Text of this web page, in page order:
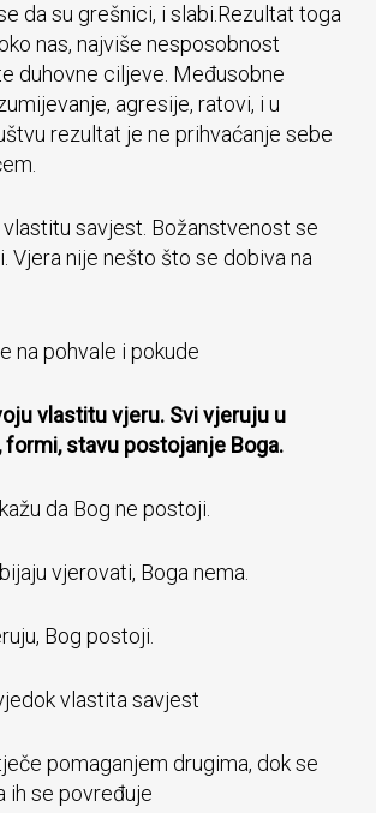
da su grešnici, i slabi.Rezultat toga
nas, najviše nesposobnost
duhovne ciljeve. Međusobne
agresije, ratovi, i u
rezultat je ne prihvaćanje sebe
savjest. Božanstvenost se
Vjera nije nešto što se dobiva na
na pohvale i pokude
vlastitu vjeru. Svi vjeruju u
formi, stavu postojanje Boga.
da Bog ne postoji.
vjerovati, Boga nema.
Bog postoji.
vlastita savjest
pomaganjem drugima, dok se
ih se povređuje